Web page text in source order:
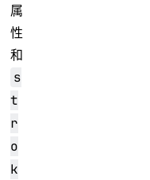
属
性
和
s
t
r
o
k